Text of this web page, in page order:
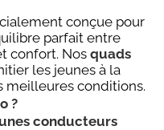
conçue pour
parfait entre
confort. Nos quads
les jeunes à la
meilleures conditions.
?
conducteurs